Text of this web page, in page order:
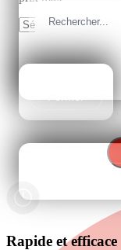
Sélectionner
Fermer
Rapide et efficace